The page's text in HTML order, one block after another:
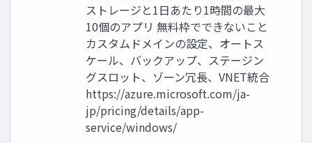
ストレージと1日あたり1時間の最大
10個のアプリ 無料枠でできないこと
カスタムドメインの設定、オートス
ケール、バックアップ、ステージン
グスロット、ゾーン冗長、VNET統合
https://azure.microsoft.com/ja-
jp/pricing/details/app-
service/windows/